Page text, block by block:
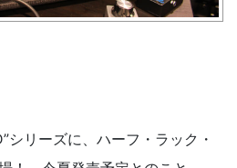
シリーズに、ハーフ・ラック・